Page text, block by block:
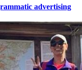
advertising